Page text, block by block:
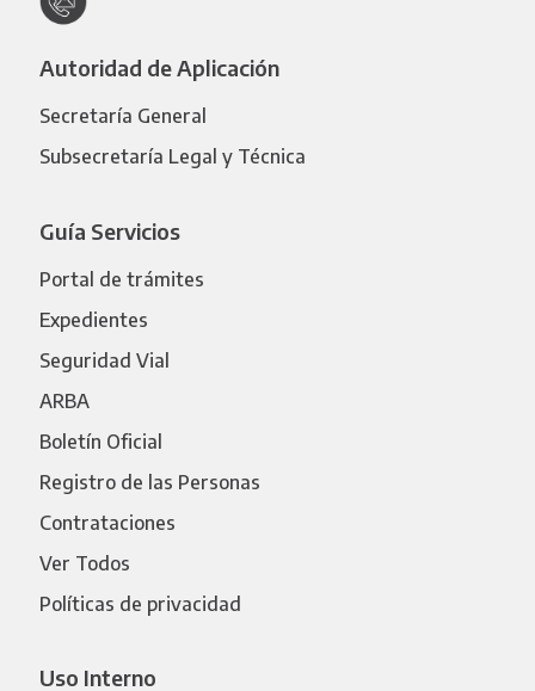
Autoridad de Aplicación
Secretaría General
Subsecretaría Legal y Técnica
Guía Servicios
Portal de trámites
Expedientes
Seguridad Vial
ARBA
Boletín Oficial
Registro de las Personas
Contrataciones
Ver Todos
Políticas de privacidad
Uso Interno